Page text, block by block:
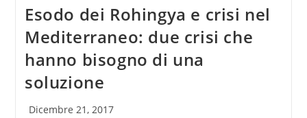
Esodo dei Rohingya e crisi nel
Mediterraneo: due crisi che
hanno bisogno di una
soluzione
Articolo
Dicembre 21, 2017